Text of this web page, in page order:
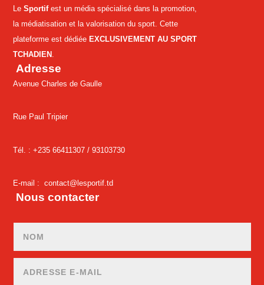
LeSportifest un média spécialisé dans la promotion,
la médiatisation et la valorisation du sport. Cette
plateforme est dédiée EXCLUSIVEMENT AU SPORT
TCHADIEN
Adresse
Avenue Charles de Gaulle
Rue Paul Tripier
Tél. : +235 66411307 /93103730
E-mail :contact@lesportif.td
Nous contacter